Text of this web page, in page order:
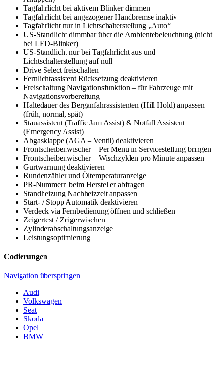
Tagfahrlicht bei aktivem Blinker dimmen
Tagfahrlicht bei angezogener Handbremse inaktiv
Tagfahrlicht nur in Lichtschalterstellung „Auto“
US-Standlicht dimmbar über die Ambientebeleuchtung (nicht
bei LED-Blinker)
US-Standlicht nur bei Tagfahrlicht aus und
Lichtschalterstellung auf null
Drive Select freischalten
Fernlichtassistent Rücksetzung deaktivieren
Freischaltung Navigationsfunktion – für Fahrzeuge mit
Navigationsvorbereitung
Haltedauer des Berganfahrassistenten (Hill Hold) anpassen
(früh, normal, spät)
Stauassistent (Traffic Jam Assist) & Notfall Assistent
(Emergency Assist)
Abgasklappe (AGA – Ventil) deaktivieren
Frontscheibenwischer – Per Menü in Servicestellung bringen
Frontscheibenwischer – Wischzyklen pro Minute anpassen
Gurtwarnung deaktivieren
Rundenzähler und Öltemperaturanzeige
PR-Nummern beim Hersteller abfragen
Standheizung Nachheizzeit anpassen
Start- / Stopp Automatik deaktivieren
Verdeck via Fernbedienung öffnen und schließen
Zeigertest / Zeigerwischen
Zylinderabschaltungsanzeige
Leistungsoptimierung
Codierungen
Navigation überspringen
Audi
Volkswagen
Seat
Skoda
Opel
BMW